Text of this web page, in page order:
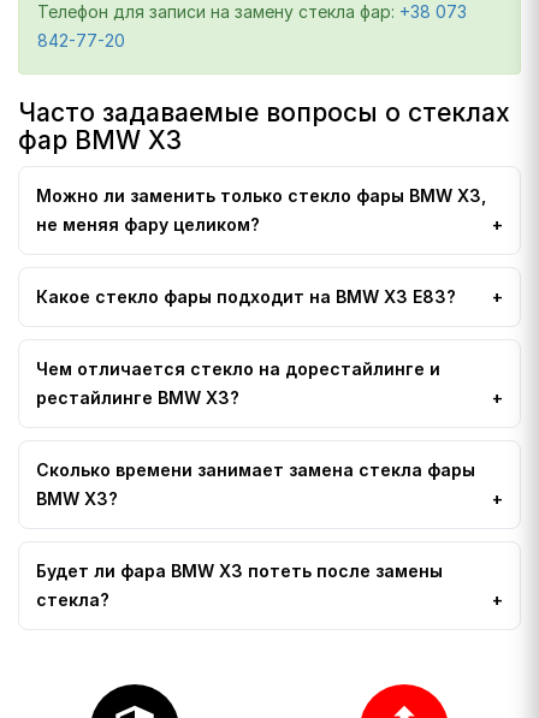
Телефон для записи на замену стекла фар: +38 073
842-77-20
Часто задаваемые вопросы о стеклах
фар BMW X3
Можно ли заменить только стекло фары BMW X3,
не меняя фару целиком?
Какое стекло фары подходит на BMW X3 E83?
Чем отличается стекло на дорестайлинге и
рестайлинге BMW X3?
Сколько времени занимает замена стекла фары
BMW X3?
Будет ли фара BMW X3 потеть после замены
стекла?